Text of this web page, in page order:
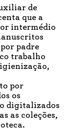
de
que a
intermédio
padre
trabalho
por
os
digitalizados
as coleções,